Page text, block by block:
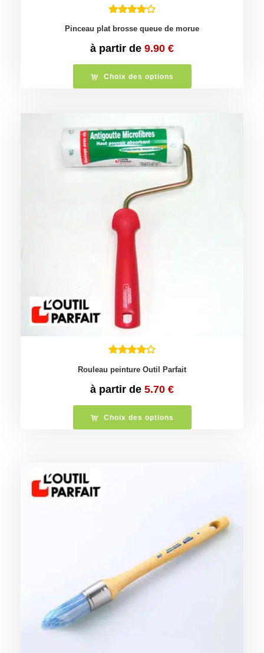
Pinceau plat brosse queue de morue
à partir de 9.90 €
Choix des options
Rouleau peinture Outil Parfait
à partir de 5.70 €
Choix des options